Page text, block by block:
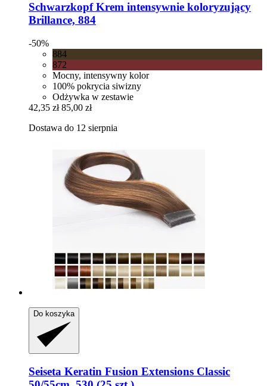
SchwarzkopfKrem intensywnie koloryzujący
Brillance, 884
-50%
884
872
Mocny, intensywny kolor
100% pokrycia siwizny
Odżywka w zestawie
42,35 zł 85,00 zł
Dostawa do 12 sierpnia
Do koszyka
Seiseta Keratin Fusion Extensions Classic